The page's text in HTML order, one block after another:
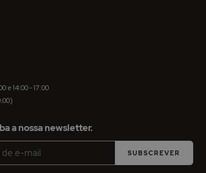
e 14:00 - 17:00
a nossa newsletter.
SUBSCREVER